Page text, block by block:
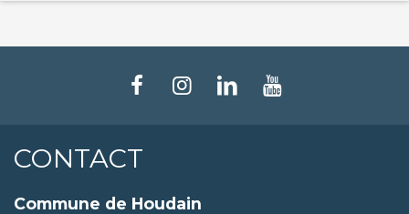
CONTACT
Commune de Houdain